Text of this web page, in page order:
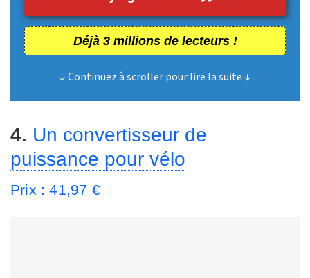
Déjà 3 millions de lecteurs !
↓ Continuez à scroller pour lire la suite ↓
4. Un convertisseur de
puissance pour vélo
Prix : 41,97 €